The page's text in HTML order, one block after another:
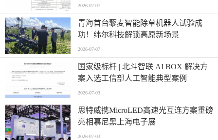
2026-07-07
青海首台藜麦智能除草机器人试验成
功！纬尔科技解锁高原新场景
2026-07-07
国家级标杆 | 北斗智联 AI BOX 解决方
案入选工信部人工智能典型案例
2026-07-03
思特威携MicroLED高速光互连方案重磅
亮相慕尼黑上海电子展
2026-07-03